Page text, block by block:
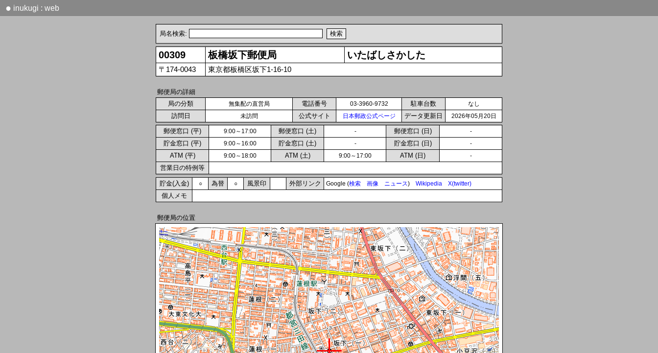
● inukugi : web
局名検索:
00309 板橋坂下郵便局 いたばしさかした
〒174-0043 東京都板橋区坂下1-16-10
郵便局の詳細
局の分類
無集配の直営局 電話番号 03-3960-9732 駐車台数 なし
訪問日 未訪問 公式サイト 日本郵政公式ページ データ更新日 2026年05月20日
郵便窓口 (平) 9:00～17:00 郵便窓口 (土) - 郵便窓口 (日) -
貯金窓口 (平) 9:00～16:00 貯金窓口 (土) - 貯金窓口 (日) -
ATM (平) 9:00～18:00 ATM (土) 9:00～17:00 ATM (日) -
営業日の特例等
貯金(入金) ○ 為替 ○ 風景印 外部リンク Google (検索 画像 ニュース) Wikipedia X(twitter)
個人メモ
郵便局の位置